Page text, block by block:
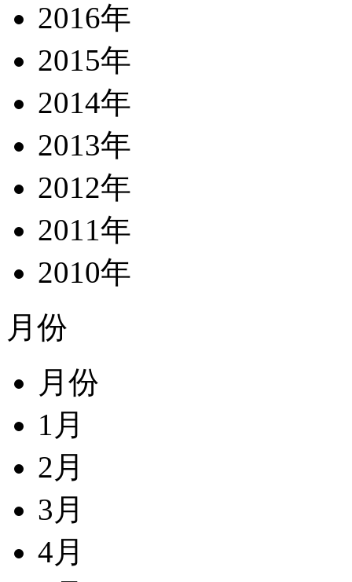
2016年
2015年
2014年
2013年
2012年
2011年
2010年
月份
月份
1月
2月
3月
4月